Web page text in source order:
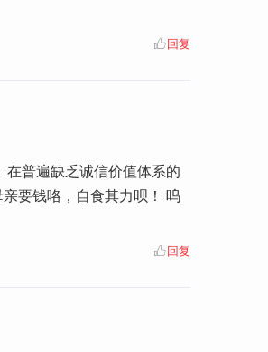
回复
普遍缺乏诚信价值体系的
要钱咯，自食其力呗！ 呜
回复